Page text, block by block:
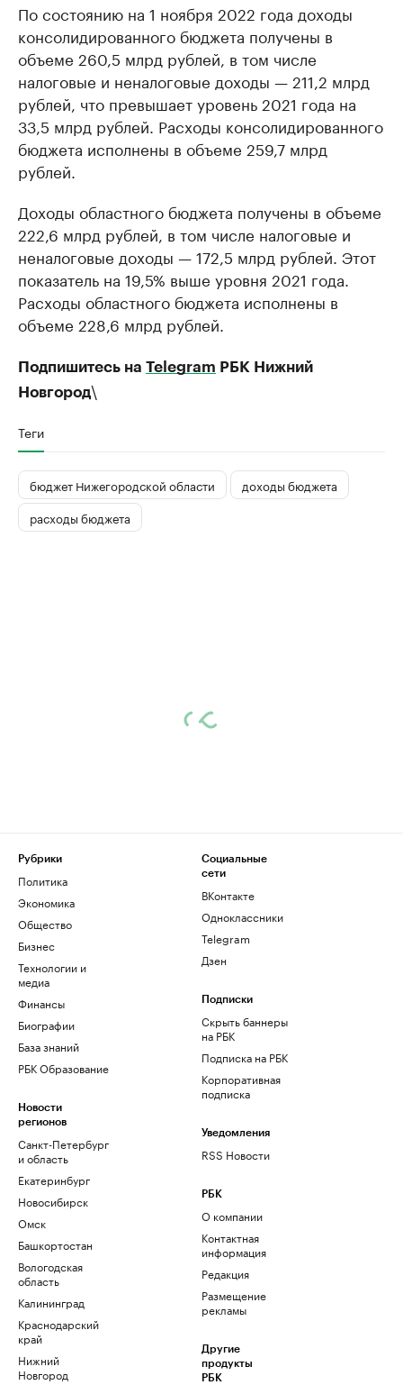
По состоянию на 1 ноября 2022 года доходы
консолидированного бюджета получены в
объеме 260,5 млрд рублей, в том числе
налоговые и неналоговые доходы — 211,2 млрд
рублей, что превышает уровень 2021 года на
33,5 млрд рублей. Расходы консолидированного
бюджета исполнены в объеме 259,7 млрд
рублей.
Доходы областного бюджета получены в объеме
222,6 млрд рублей, в том числе налоговые и
неналоговые доходы — 172,5 млрд рублей. Этот
показатель на 19,5% выше уровня 2021 года.
Расходы областного бюджета исполнены в
объеме 228,6 млрд рублей.
Подпишитесь на Telegram РБК Нижний
Новгород\
Теги
бюджет Нижегородской области
доходы бюджета
расходы бюджета
Рубрики
Политика
Экономика
Общество
Бизнес
Технологии и
медиа
Финансы
Биографии
База знаний
РБК Образование
Новости
регионов
Санкт-Петербург
и область
Екатеринбург
Новосибирск
Омск
Башкортостан
Вологодская
область
Калининград
Краснодарский
край
Нижний
Новгород
Социальные
сети
ВКонтакте
Одноклассники
Telegram
Дзен
Подписки
Скрыть баннеры
на РБК
Подписка на РБК
Корпоративная
подписка
Уведомления
RSS Новости
РБК
О компании
Контактная
информация
Редакция
Размещение
рекламы
Другие
продукты
РБК